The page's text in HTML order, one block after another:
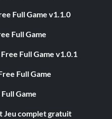
Full Game v1.1.0
Full Game
Full Game v1.0.1
Full Game
Game
Jeu complet gratuit